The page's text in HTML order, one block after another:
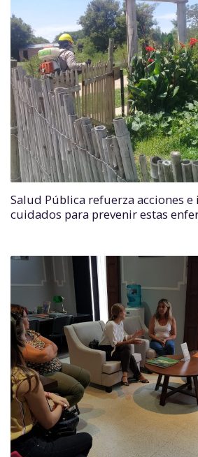
Salud Pública refuerza acciones e
cuidados para prevenir estas